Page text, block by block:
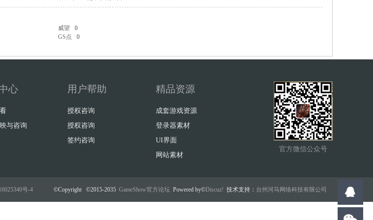
威望
0
GS点 0
心
与咨询
用户帮助
授权咨询
授权咨询
签约咨询
精品资源
成套游戏资源
登录器素材
UI界面
网站素材
官方微信公众号
号-4 ©Copyright ©2015-2035 GameShow官方论坛 Powered by©Discuz! 技术支持： 台州河马网络科技有限公司